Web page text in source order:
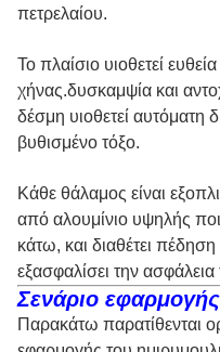
πετρελαίου.
Το πλαίσιο υιοθετεί
χήνας.δυσκαμψία και
δέσμη υιοθετεί αυτόματη
βυθισμένο τόξο.
Κάθε θάλαμος είναι
από αλουμίνιο υψηλής
κάτω, και διαθέτει
εξασφαλίσει την
Σενάριο
Παρακάτω παρατίθενται